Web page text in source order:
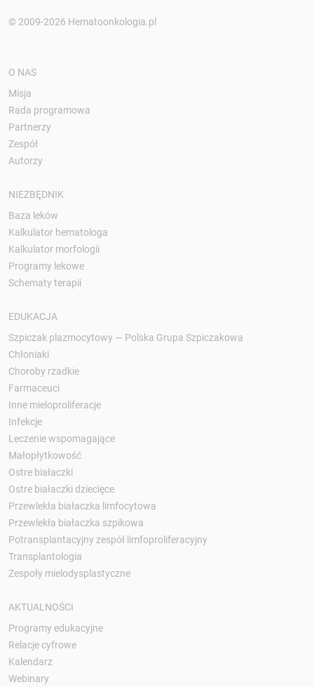
© 2009-2026 Hematoonkologia.pl
O NAS
Misja
Rada programowa
Partnerzy
Zespół
Autorzy
NIEZBĘDNIK
Baza leków
Kalkulator hematologa
Kalkulator morfologii
Programy lekowe
Schematy terapii
EDUKACJA
Szpiczak plazmocytowy — Polska Grupa Szpiczakowa
Chłoniaki
Choroby rzadkie
Farmaceuci
Inne mieloproliferacje
Infekcje
Leczenie wspomagające
Małopłytkowość
Ostre białaczki
Ostre białaczki dziecięce
Przewlekła białaczka limfocytowa
Przewlekła białaczka szpikowa
Potransplantacyjny zespół limfoproliferacyjny
Transplantologia
Zespoły mielodysplastyczne
AKTUALNOŚCI
Programy edukacyjne
Relacje cyfrowe
Kalendarz
Webinary